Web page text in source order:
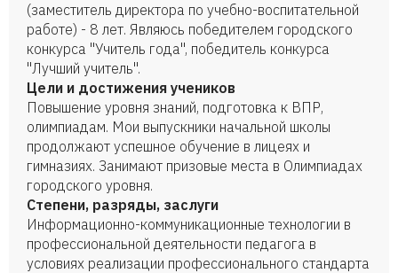
(заместитель директора по учебно-воспитательной
работе) - 8 лет. Являюсь победителем городского
конкурса "Учитель года", победитель конкурса
"Лучший учитель".
Цели и достижения учеников
Повышение уровня знаний, подготовка к ВПР,
олимпиадам. Мои выпускники начальной школы
продолжают успешное обучение в лицеях и
гимназиях. Занимают призовые места в Олимпиадах
городского уровня.
Степени, разряды, заслуги
Информационно-коммуникационные технологии в
профессиональной деятельности педагога в
условиях реализации профессионального стандарта